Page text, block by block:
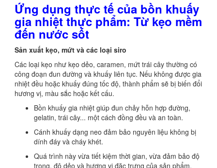
Ứng dụng thực tế của bồn khuấy
gia nhiệt thực phẩm: Từ kẹo mềm
đến nước sốt
Sản xuất kẹo, mứt và các loại siro
Các loại kẹo như kẹo dẻo, caramen, mứt trái cây thường có
công đoạn đun đường và khuấy liên tục. Nếu không được gia
nhiệt đều hoặc khuấy đúng tốc độ, thành phẩm sẽ bị biến đổi
hương vị, màu sắc hoặc kết cấu.
Bồn khuấy gia nhiệt giúp đun chảy hỗn hợp đường,
gelatin, trái cây... một cách đồng đều và an toàn.
Cánh khuấy dạng neo đảm bảo nguyên liệu không bị
dính đáy và cháy khét.
Quá trình này vừa tiết kiệm thời gian, vừa đảm bảo độ
trong, độ dẻo và hương vị đặc trưng của sản phẩm.